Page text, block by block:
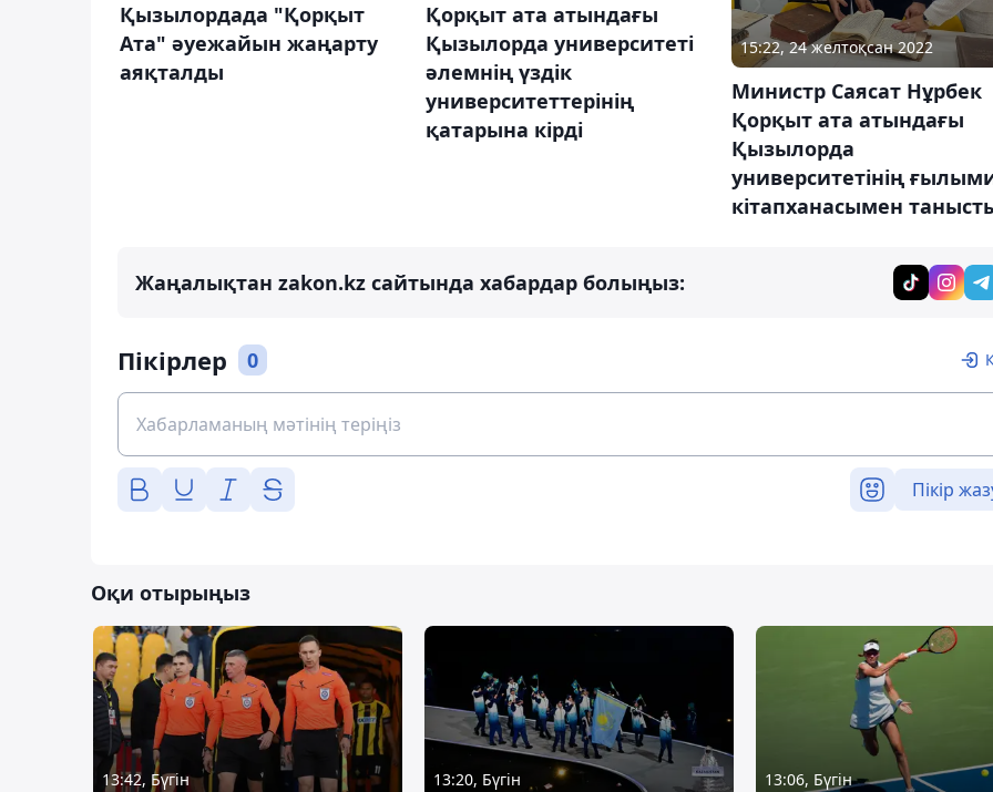
Қызылордада "Қорқыт
Ата" әуежайын жаңарту
аяқталды
Қорқыт ата атындағы
Қызылорда университеті
әлемнің үздік
университеттерінің
қатарына кірді
15:22, 24 желтоқсан 2022
Министр Саясат Нұрбек
Қорқыт ата атындағы
Қызылорда
университетінің
кітапханасымен
Жаңалықтан zakon.kz сайтында хабардар болыңыз:
Пікірлер 0
Пікір
Оқи отырыңыз
13:42, Бүгін 13:20, Бүгін 13:06, Бүгін